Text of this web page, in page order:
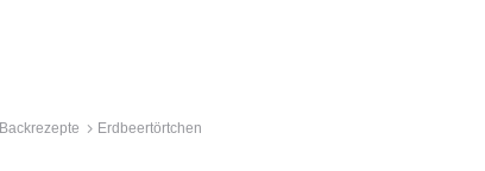
Backrezepte Erdbeertörtchen